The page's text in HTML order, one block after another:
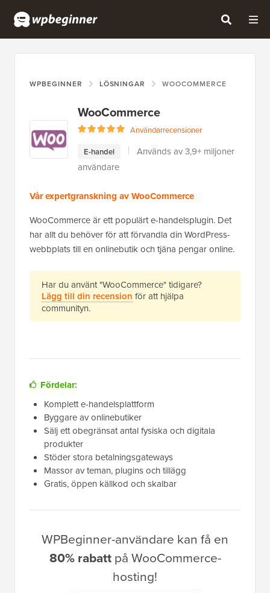
WPBEGINNER LÖSNINGAR WOOCOMMERCE
WooCommerce
Användarrecensioner
E-handel
Används av 3,9+ miljoner
användare
Vår expertgranskning av WooCommerce
WooCommerce är ett populärt e-handelsplugin. Det
har allt du behöver för att förvandla din WordPress-
webbplats till en onlinebutik och tjäna pengar online.
Har du använt "WooCommerce" tidigare?
Lägg till din recension för att hjälpa
communityn.
Fördelar:
Komplett e-handelsplattform
Byggare av onlinebutiker
Sälj ett obegränsat antal fysiska och digitala
produkter
Stöder stora betalningsgateways
Massor av teman, plugins och tillägg
Gratis, öppen källkod och skalbar
WPBeginner-användare kan få en
80% rabattpå WooCommerce-
hosting!